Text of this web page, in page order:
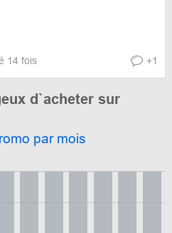
14 fois +1
d`acheter sur
par mois